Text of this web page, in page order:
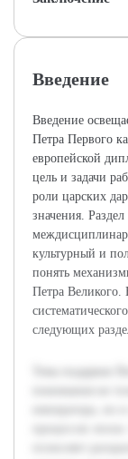
Введение
Введение
Петра Первого
европейской
цель и задачи
роли царских
значения.
культурный и
понять
Петра Великого.
следующих